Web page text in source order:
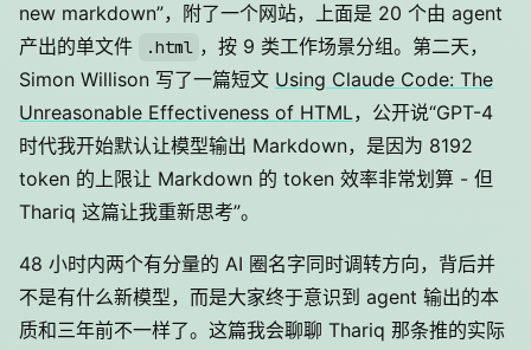
new markdown”，附了一个网站，上面是 20 个由 agent
产出的单文件
.html ，按 9 类工作场景分组。第二天，
Simon Willison 写了一篇短文 Using Claude Code: The
Unreasonable Effectiveness of HTML，公开说“GPT-4
时代我开始默认让模型输出 Markdown，是因为 8192
token 的上限让 Markdown 的 token 效率非常划算 - 但
Thariq 这篇让我重新思考”。
48 小时内两个有分量的 AI 圈名字同时调转方向，背后并
不是有什么新模型，而是大家终于意识到 agent 输出的本
质和三年前不一样了。这篇我会聊聊 Thariq 那条推的实际